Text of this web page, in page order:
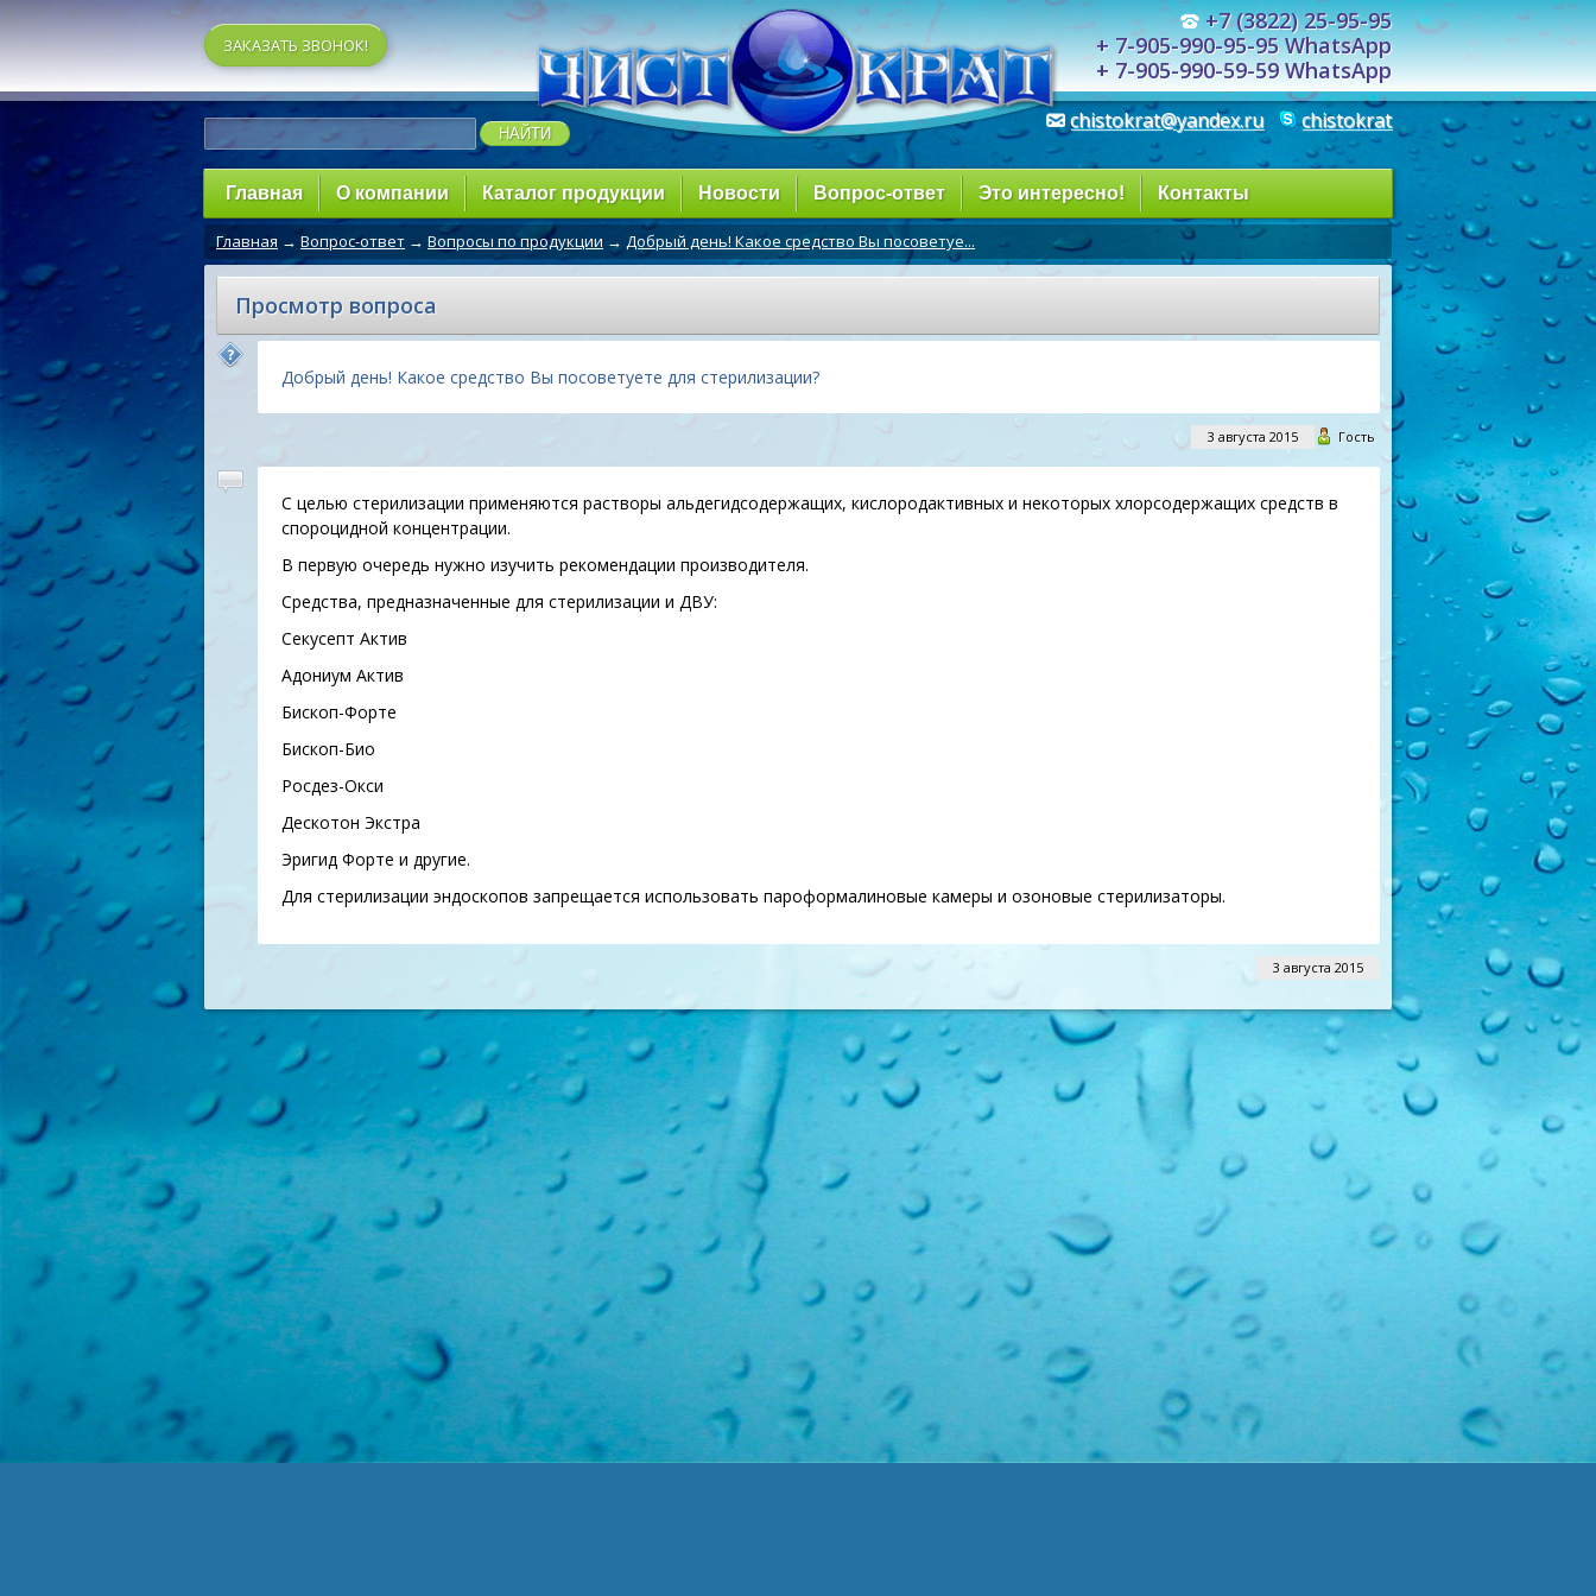
+7 (3822) 25-95-95
+ 7-905-990-95-95 WhatsApp
+ 7-905-990-59-59 WhatsApp
chistokrat@yandex.ru chistokrat
ЗАКАЗАТЬ ЗВОНОК!
Главная О компании Каталог продукции Новости Вопрос-ответ Это интересно! Контакты
Главная → Вопрос-ответ → Вопросы по продукции → Добрый день! Какое средство Вы посоветуе...
Просмотр вопроса
Добрый день! Какое средство Вы посоветуете для стерилизации?
Гость
3 августа 2015
С целью стерилизации применяются растворы альдегидсодержащих, кислородактивных и некоторых хлорсодержащих средств в
спороцидной концентрации.
В первую очередь нужно изучить рекомендации производителя.
Средства, предназначенные для стерилизации и ДВУ:
Секусепт Актив
Адониум Актив
Бископ-Форте
Бископ-Био
Росдез-Окси
Дескотон Экстра
Эригид Форте и другие.
Для стерилизации эндоскопов запрещается использовать пароформалиновые камеры и озоновые стерилизаторы.
3 августа 2015